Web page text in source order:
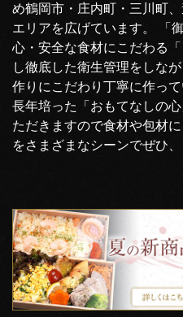
め鶴岡市・庄内町・三川町
エリアを広げています。 「
心・安全な食材にこだわる
し徹底した衛生管理をしな
作りにこだわり丁寧に作って
長年培った「おもてなしの
ただきますので食材や包材
をさまざまなシーンでぜひ、